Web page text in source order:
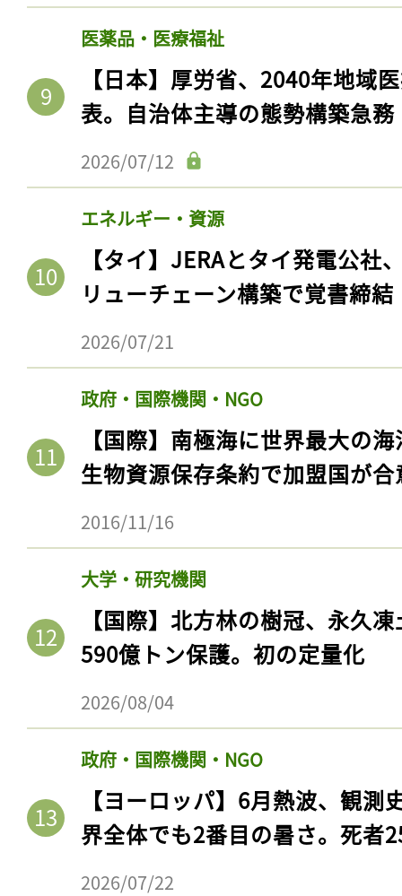
医薬品・医療福祉
【日本】厚労省、2040年地域
表。自治体主導の態勢構築急務
2026/07/12
エネルギー・資源
【タイ】JERAとタイ発電公社
リューチェーン構築で覚書締結
2026/07/21
政府・国際機関・NGO
【国際】南極海に世界最大の
生物資源保存条約で加盟国が合
2016/11/16
大学・研究機関
【国際】北方林の樹冠、永久
590億トン保護。初の定量化
2026/08/04
政府・国際機関・NGO
【ヨーロッパ】6月熱波、観
界全体でも2番目の暑さ。死者
2026/07/22
記事をお気に入りに
ログイン
会員登録